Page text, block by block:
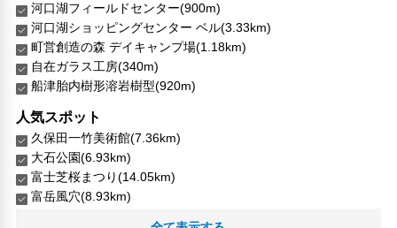
河口湖フィールドセンター(900m)
河口湖ショッピングセンター ベル(3.33km)
町営創造の森 デイキャンプ場(1.18km)
自在ガラス工房(340m)
船津胎内樹形溶岩樹型(920m)
人気スポット
久保田一竹美術館(7.36km)
大石公園(6.93km)
富士芝桜まつり(14.05km)
富岳風穴(8.93km)